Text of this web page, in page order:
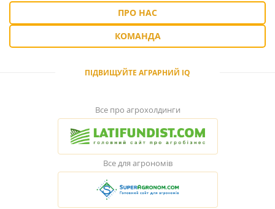
ПРО НАС
КОМАНДА
ПІДВИЩУЙТЕ АГРАРНИЙ IQ
Все про агрохолдинги
Все для агрономів